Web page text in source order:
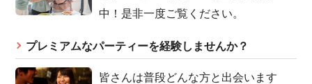
中！是非一度ご覧ください。
プレミアムなパーティーを経験しませんか？
皆さんは普段どんな方と出会います